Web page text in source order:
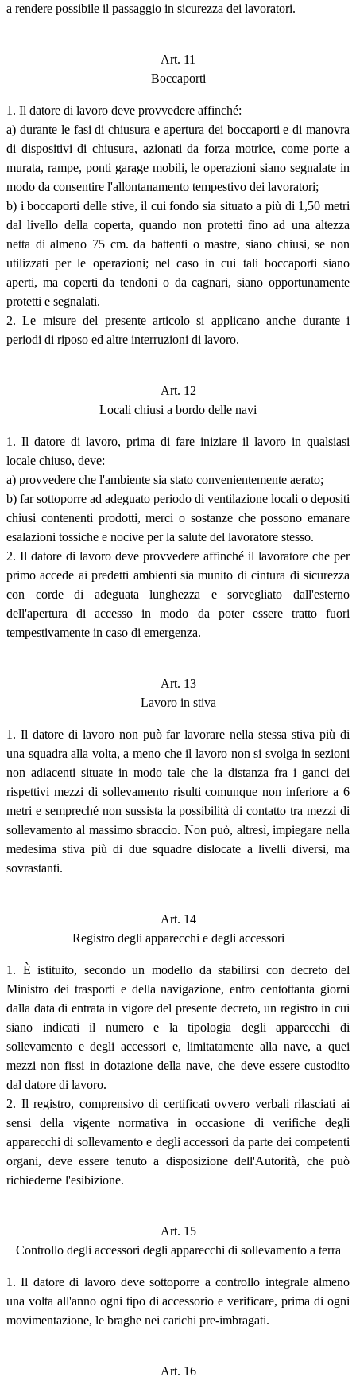
a rendere possibile il passaggio in sicurezza dei lavoratori.
Art. 11
Boccaporti
1. Il datore di lavoro deve provvedere affinché:
a) durante le fasi di chiusura e apertura dei boccaporti e di manovra
di dispositivi di chiusura, azionati da forza motrice, come porte a
murata, rampe, ponti garage mobili, le operazioni siano segnalate in
modo da consentire l'allontanamento tempestivo dei lavoratori;
b) i boccaporti delle stive, il cui fondo sia situato a più di 1,50 metri
dal livello della coperta, quando non protetti fino ad una altezza
netta di almeno 75 cm. da battenti o mastre, siano chiusi, se non
utilizzati per le operazioni; nel caso in cui tali boccaporti siano
aperti, ma coperti da tendoni o da cagnari, siano opportunamente
protetti e segnalati.
2. Le misure del presente articolo si applicano anche durante i
periodi di riposo ed altre interruzioni di lavoro.
Art. 12
Locali chiusi a bordo delle navi
1. Il datore di lavoro, prima di fare iniziare il lavoro in qualsiasi
locale chiuso, deve:
a) provvedere che l'ambiente sia stato convenientemente aerato;
b) far sottoporre ad adeguato periodo di ventilazione locali o depositi
chiusi contenenti prodotti, merci o sostanze che possono emanare
esalazioni tossiche e nocive per la salute del lavoratore stesso.
2. Il datore di lavoro deve provvedere affinché il lavoratore che per
primo accede ai predetti ambienti sia munito di cintura di sicurezza
con corde di adeguata lunghezza e sorvegliato dall'esterno
dell'apertura di accesso in modo da poter essere tratto fuori
tempestivamente in caso di emergenza.
Art. 13
Lavoro in stiva
1. Il datore di lavoro non può far lavorare nella stessa stiva più di
una squadra alla volta, a meno che il lavoro non si svolga in sezioni
non adiacenti situate in modo tale che la distanza fra i ganci dei
rispettivi mezzi di sollevamento risulti comunque non inferiore a 6
metri e sempreché non sussista la possibilità di contatto tra mezzi di
sollevamento al massimo sbraccio. Non può, altresì, impiegare nella
medesima stiva più di due squadre dislocate a livelli diversi, ma
sovrastanti.
Art. 14
Registro degli apparecchi e degli accessori
1. È istituito, secondo un modello da stabilirsi con decreto del
Ministro dei trasporti e della navigazione, entro centottanta giorni
dalla data di entrata in vigore del presente decreto, un registro in cui
siano indicati il numero e la tipologia degli apparecchi di
sollevamento e degli accessori e, limitatamente alla nave, a quei
mezzi non fissi in dotazione della nave, che deve essere custodito
dal datore di lavoro.
2. Il registro, comprensivo di certificati ovvero verbali rilasciati ai
sensi della vigente normativa in occasione di verifiche degli
apparecchi di sollevamento e degli accessori da parte dei competenti
organi, deve essere tenuto a disposizione dell'Autorità, che può
richiederne l'esibizione.
Art. 15
Controllo degli accessori degli apparecchi di sollevamento a terra
1. Il datore di lavoro deve sottoporre a controllo integrale almeno
una volta all'anno ogni tipo di accessorio e verificare, prima di ogni
movimentazione, le braghe nei carichi pre-imbragati.
Art. 16